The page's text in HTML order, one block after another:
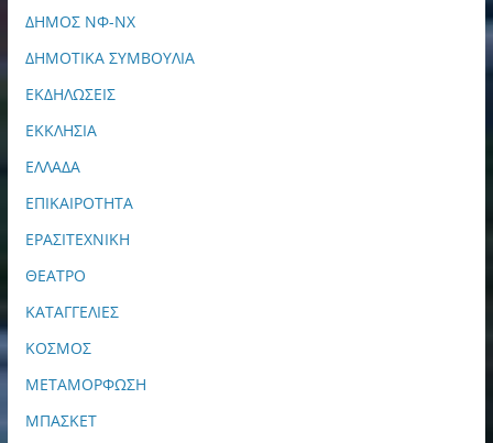
ΔΗΜΟΣ ΝΦ-ΝΧ
ΔΗΜΟΤΙΚΑ ΣΥΜΒΟΥΛΙΑ
ΕΚΔΗΛΩΣΕΙΣ
ΕΚΚΛΗΣΙΑ
ΕΛΛΑΔΑ
ΕΠΙΚΑΙΡΟΤΗΤΑ
ΕΡΑΣΙΤΕΧΝΙΚΗ
ΘΕΑΤΡΟ
ΚΑΤΑΓΓΕΛΙΕΣ
ΚΟΣΜΟΣ
ΜΕΤΑΜΟΡΦΩΣΗ
ΜΠΑΣΚΕΤ